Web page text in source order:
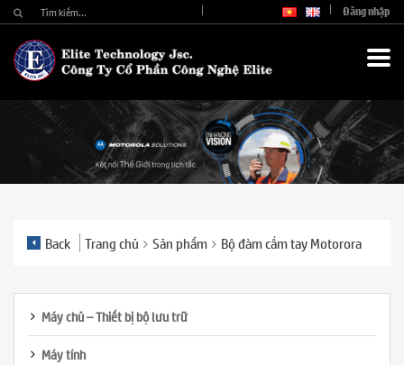
Đăng nhập
Back Trang chủ Sản phẩm Bộ đàm cầm tay Motorora
Máy chủ – Thiết bị bộ lưu trữ
Máy tính